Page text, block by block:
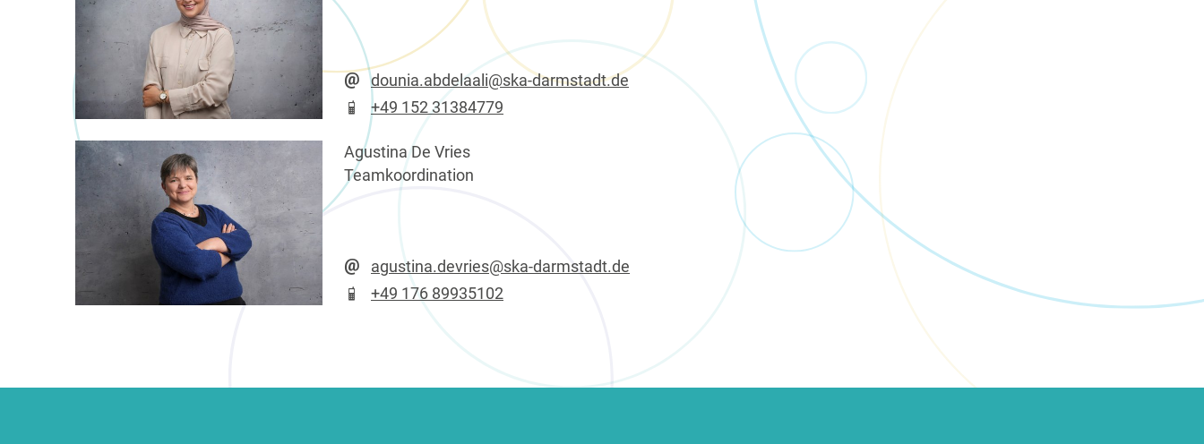
dounia.abdelaali@ska-darmstadt.de
+49 152 31384779
Agustina De Vries
Teamkoordination
agustina.devries@ska-darmstadt.de
+49 176 89935102